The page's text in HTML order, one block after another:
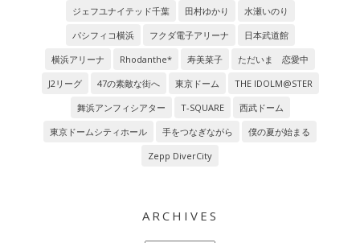
ジェフユナイテッド千葉
田村ゆかり
水瀬いのり
パシフィコ横浜
フクダ電子アリーナ
日本武道館
横浜アリーナ
Rhodanthe* 寿美菜子
ただいま 恋愛中
J2リーグ
47の素敵な街へ 東京ドーム
THE IDOLM@STER
舞浜アンフィシアター
T-SQUARE
西武ドーム
東京ドームシティホール
手をつなぎながら
僕の夏が始まる
Zepp DiverCity
ARCHIVES